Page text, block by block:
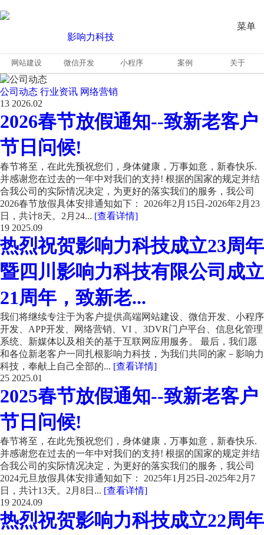
菜单
网站建设 微信开发 小程序 案例 关于
公司动态 行业资讯 网络营销
13 2026.02
2026春节放假通知--致新老客户
节日问候!
春节将至，在此先预祝您们，身体健康，万事如意，新春快乐.
并感谢您在过去的一年中对我们的支持! 根据的国家的规定并结
合我公司的实际情况决定，为更好的落实我们的服务，我公司
2026春节放假具体安排通知如下： 2026年2月15日-2026年2月23
日，共计8天。2月24... [查看详情]
19 2025.09
热烈祝贺影响力科技成立23周年
暨四川影响力科技有限公司成立
21周年，致新老...
我们将继续专注于为客户提供高端网站建设、微信开发、小程序
开发、APP开发、网络营销、VI 、3DVR门户平台、信息化管理
系统、新媒体以及相关的基于互联网应用服务。 最后，我们愿
和各位新老客户一同扎根影响力科技，为我们共同的家－影响力
科技，奉献上自己全部的... [查看详情]
25 2025.01
2025春节放假通知--致新老客户
节日问候!
春节将至，在此先预祝您们，身体健康，万事如意，新春快乐.
并感谢您在过去的一年中对我们的支持! 根据的国家的规定并结
合我公司的实际情况决定，为更好的落实我们的服务，我公司
2024元旦放假具体安排通知如下： 2025年1月25日-2025年2月7
日，共计13天。2月8日... [查看详情]
19 2024.09
热烈祝贺影响力科技成立22周年